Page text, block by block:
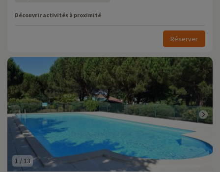
Découvrir activités à proximité
Réserver
1 / 13